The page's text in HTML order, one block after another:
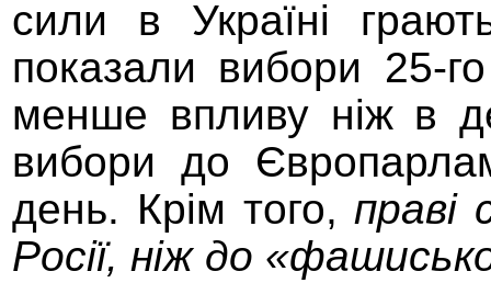
сили в Україні
показали вибори 25-
менше впливу ніж в
вибори до
день. Крім того, праві
Росії, ніж до